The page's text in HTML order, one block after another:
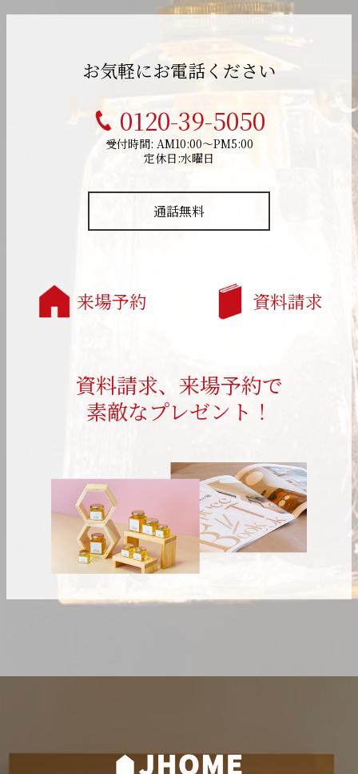
お気軽にお電話ください
0120-39-5050
受付時間: AM10:00～PM5:00
定休日:水曜日
通話無料
来場予約 資料請求
資料請求、来場予約で
素敵なプレゼント！